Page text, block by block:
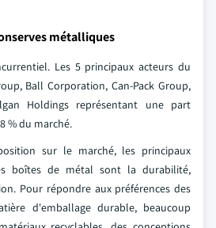
métalliques
Les 5 principaux acteurs du
Ball Corporation, Can-Pack Group,
Holdings représentant une part
% du marché.
sur le marché, les principaux
boîtes de métal sont la durabilité,
Pour répondre aux préférences des
d'emballage durable, beaucoup